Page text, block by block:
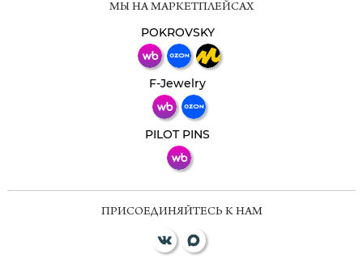
МЫ НА МАРКЕТПЛЕЙСАХ
POKROVSKY
F-Jewelry
PILOT PINS
ПРИСОЕДИНЯЙТЕСЬ К НАМ